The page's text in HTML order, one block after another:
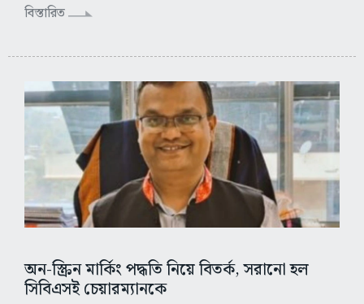
বিস্তারিত
অন-স্ক্রিন মার্কিং পদ্ধতি নিয়ে বিতর্ক, সরানো হল
সিবিএসই চেয়ারম্যানকে